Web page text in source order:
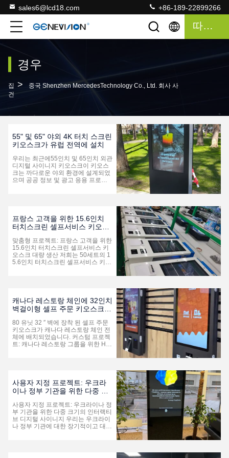
sales6@lcd18.com +86-189-22899266
따옴표
경우
집 >
중국 Shenzhen MercedesTechnology Co., Ltd. 회사 사
건
55" 및 65" 야외 4K 터치 스크린
키오스크가 유럽 전역에 설치
우리는 최근에55인치 및 65인치 외관
디지털 사이니지 키오스크이 키오스
크는 까다로운 야외 환경에 설계되었
으며 공공 정보 및 광고 응용 프로그
스플레이를 위해 3000 니트 높은 밝
기직사광선 아래에서도 뛰어난 시야
를 보장합니다. IP65 방수 및 먼지 방
지 설계장기적인 야외 운용용용 용량
터치 스크린인터랙티브 사용자 참여
통합HD 카메라맞춤형 인터랙티브 애
플리케이션 가동력:윈도우 11 ...
프랑스 고객을 위한 15.6인치
터치스크린 셀프서비스 키오스
맞춤형 프로젝트: 프랑스 고객을 위한
15.6인치 터치스크린 셀프서비스 키
오스크 대량 생산 저희는 50세트의 1
5.6인치 터치스크린 셀프서비스 키오
프랑스로 출하될 예정입니다. 이 컴팩
트하면서도 강력한 셀프서비스 단말
기는 다기능 신원 확인, 결제 및 티켓
인쇄 모듈을 통합하여 정부 서비스
홀, 공공 센터, 기업 로비, 소매점 및
기타 고효율 서비스 시나리오에 대한
원스톱 셀프서비스 솔루션을 ...
캐나다 레스토랑 체인에 32인치
벽걸이형 셀프 주문 키오스크
80 유닛 32 ′′ 벽에 장착 된 셀프 주문
키오스크가 캐나다 레스토랑 체인 전
체에 배치되었습니다. 커스텀 프로젝
트: 캐나다 레스토랑 그룹을 위한 HD
은색 벽에 장착된 셀프 오더 키오스크
국가 전역에 있는 브랜드의 여러 레스
토랑에 설치되어 고객사의 독자적인
주문 소프트웨어와 완전히 통합되어
서비스를 효율화하고 처리량을 증가
시킵니다.그리고 고객들의 식사 경험
을 통합합니다.. 높은 트래픽 레...
사용자 지정 프로젝트: 우크라
이나 정부 기관을 위한 다중 크
지
사용자 지정 프로젝트: 우크라이나 정
부 기관을 위한 다중 크기의 인터랙티
브 디지털 사이니지 우리는 우크라이
나 정부 기관에 대한 장기적이고 대규